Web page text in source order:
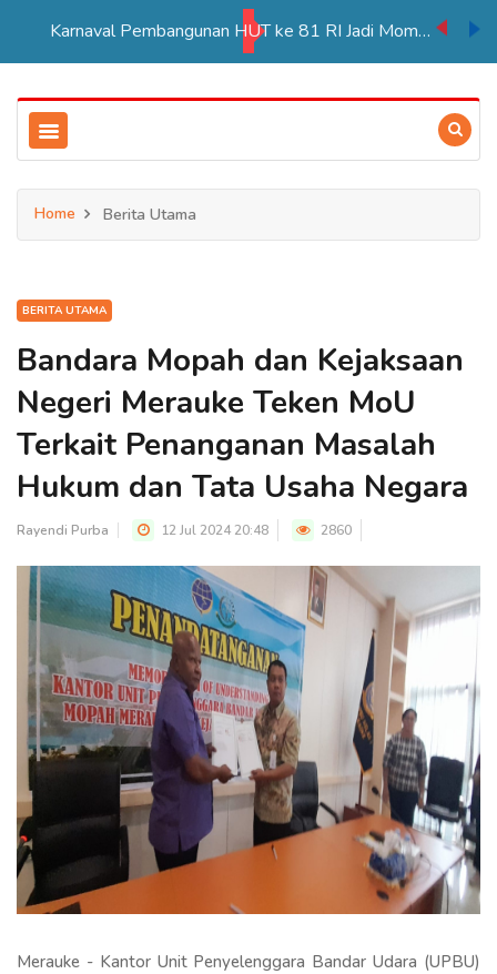
Karnaval Pembangunan HUT ke 81 RI Jadi Momentum Perkuat Persatuan di Merauke
Home Berita Utama
BERITA UTAMA
Bandara Mopah dan Kejaksaan
Negeri Merauke Teken MoU
Terkait Penanganan Masalah
Hukum dan Tata Usaha Negara
Rayendi Purba 12 Jul 2024 20:48 2860
Merauke - Kantor Unit Penyelenggara Bandar Udara (UPBU)